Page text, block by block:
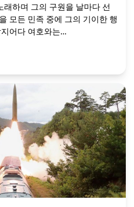
래하며 그의 구원을 날마다 선
모든 민족 중에 그의 기이한 행
어다 여호와는...